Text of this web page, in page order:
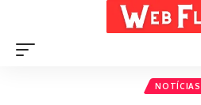
NOTÍCIAS